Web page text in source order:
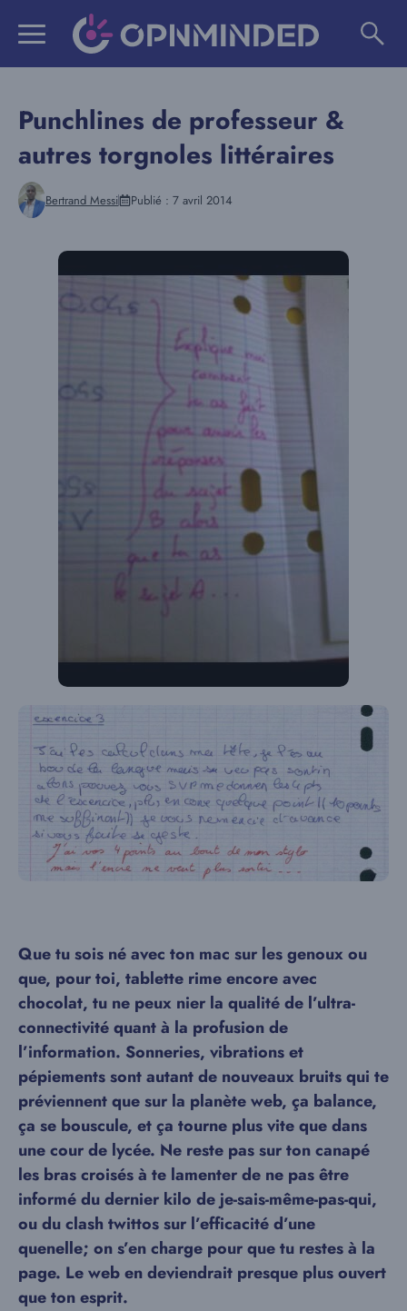
Punchlines de professeur &
autres torgnoles littéraires
Bertrand Messi Publié : 7 avril 2014
Que tu sois né avec ton mac sur les genoux ou
que, pour toi, tablette rime encore avec
chocolat, tu ne peux nier la qualité de l’ultra-
connectivité quant à la profusion de
l’information. Sonneries, vibrations et
pépiements sont autant de nouveaux bruits qui te
préviennent que sur la planète web, ça balance,
ça se bouscule, et ça tourne plus vite que dans
une cour de lycée. Ne reste pas sur ton canapé
les bras croisés à te lamenter de ne pas être
informé du dernier kilo de je-sais-même-pas-qui,
ou du clash twittos sur l’efficacité d’une
quenelle; on s’en charge pour que tu restes à la
page. Le web en deviendrait presque plus ouvert
que ton esprit.